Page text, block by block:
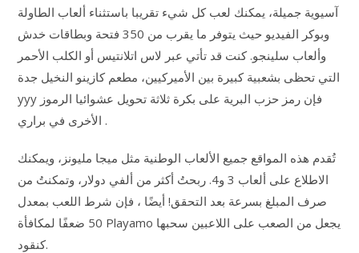
آسيوية جميلة، يمكنك لعب كل شيء تقريبا باستثناء ألعاب الطاولة
وبوكر الفيديو حيث يتوفر ما يقرب من 350 فتحة وبطاقات خدش
وألعاب سلينجو. كنت قد تأتي عبر لاس اتلانتيس أو الكلب الأحمر
التي تحظى بشعبية كبيرة بين الأميركيين، مطعم كازينو النخيل جدة
yyy فإن رمز حزب البرية على بكرة ثلاثة تحويل عشوائيا الرموز
الأخرى في براري .
تُقدم هذه المواقع جميع الألعاب الوطنية مثل ميجا مليونز، ويمكنك
الاطلاع على ألعاب 3 و4. ربحتُ أكثر من ألفي دولار، وتمكنتُ من
صرف المبلغ بسرعة بعد التحقق! أيضًا ، فإن شرط اللعب بمعدل
50 ضعفًا لمكافأة Playamo يجعل من الصعب على اللاعبين سحبها
كنقود.